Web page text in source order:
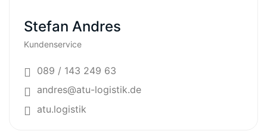
Stefan Andres
Kundenservice
089 / 143 249 63
andres@atu-logistik.de
atu.logistik